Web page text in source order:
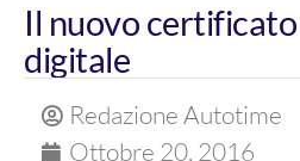
Il nuovo
digitale
Redazione Autotime
Ottobre 20, 2016